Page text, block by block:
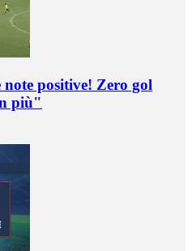
positive! Zero gol
più"